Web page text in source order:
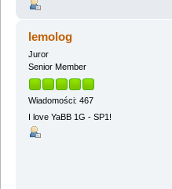
lemolog
Juror
Senior Member
Wiadomości: 467
I love YaBB 1G - SP1!